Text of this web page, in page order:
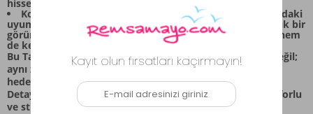
hissetmeniz için özen gösterilmiştir.
Kombin Kolaylığı: Üst giyim parçası ve alt giyim arasındaki
uyumlu renk ve desen dengesi, bu setin tek başına bile şık bir
görünüm sunmasını sağlar. Bu kombinle hem stil sahibi hem
de kendinizi rahat hissetmiş olursunuz.
Bu Tam Kapalı Tesettür Mayo, sadece bir giyim parçası değil;
aynı zamanda yaz aylarında özgüvenli ve şık olmayı
hedefleyen kadınlar için tasarlanmış bütüncül bir tarzdır.
Detaylardaki özen ve akıcı döküm, her anınızda size konforlu
ve stil sahibi bir deneyim yaşatmak için hazır.